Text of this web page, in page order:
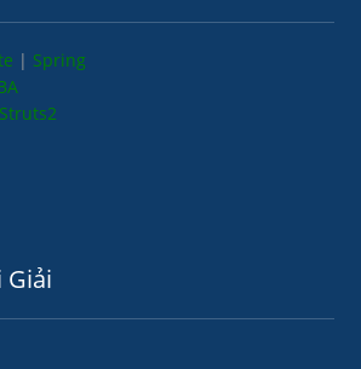
| Spring
Struts2
Giải